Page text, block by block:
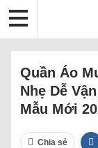
Quần Áo
Nhẹ Dễ
Mẫu Mới
Chia sẻ